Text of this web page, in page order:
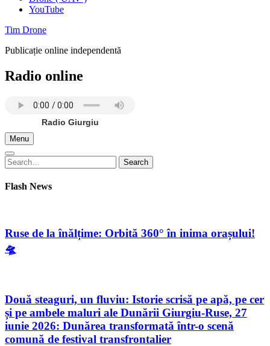
YouTube
Tim Drone
Publicație online independentă
Radio online
Radio Giurgiu
Menu
Search
for:
Search
Flash News
Ruse de la înălțime: Orbită 360° în inima orașului!
🛸
Două steaguri, un fluviu: Istorie scrisă pe apă, pe cer
și pe ambele maluri ale Dunării Giurgiu-Ruse, 27
iunie 2026: Dunărea transformată într-o scenă
comună de festival transfrontalier